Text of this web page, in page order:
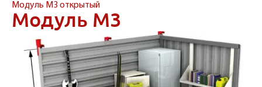
Модуль М3 открытый
Модуль М3